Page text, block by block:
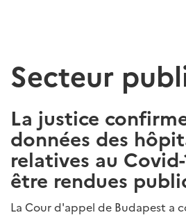
Secteur
La justice
données des
relatives au
être rendues
La Cour d'appel de Budapest a